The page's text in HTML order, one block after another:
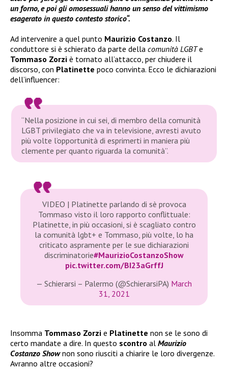
un forno, e poi gli omosessuali hanno un senso del vittimismo
esagerato in questo contesto storico“.
Ad intervenire a quel punto Maurizio Costanzo. Il
conduttore si è schierato da parte della comunità LGBTe
Tommaso Zorzi è tornato all’attacco, per chiudere il
discorso, con Platinette poco convinta. Ecco le dichiarazioni
dell’influencer:
“Nella posizione in cui sei, di membro della comunità
LGBT privilegiato che va in televisione, avresti avuto
più volte l’opportunità di esprimerti in maniera più
clemente per quanto riguarda la comunità”.
VIDEO | Platinette parlando di sè provoca
Tommaso visto il loro rapporto conflittuale:
Platinette, in più occasioni, si è scagliato contro
la comunità lgbt+ e Tommaso, più volte, lo ha
criticato aspramente per le sue dichiarazioni
discriminatorie#MaurizioCostanzoShow
pic.twitter.com/BI23aGrffJ
— Schierarsi – Palermo (@SchierarsiPA) March
31, 2021
Insomma Tommaso Zorzi e Platinette non se le sono di
certo mandate a dire. In questo scontro al Maurizio
Costanzo Shownon sono riusciti a chiarire le loro divergenze.
Avranno altre occasioni?